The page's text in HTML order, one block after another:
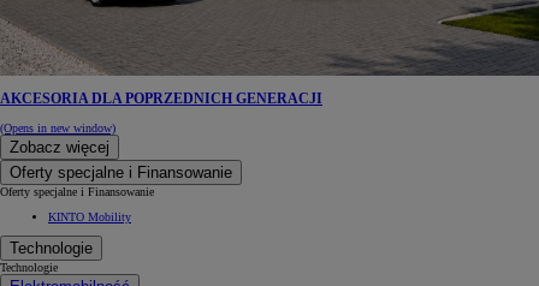
AKCESORIA DLA POPRZEDNICH GENERACJI
(Opens in new window)
Zobacz więcej
Oferty specjalne i Finansowanie
Oferty specjalne i Finansowanie
KINTO Mobility
Technologie
Technologie